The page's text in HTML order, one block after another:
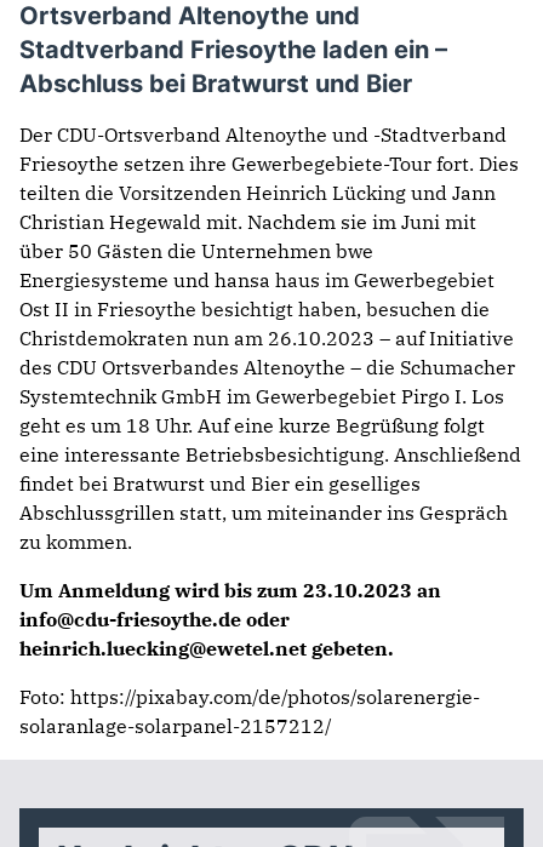
Ortsverband Altenoythe und
Stadtverband Friesoythe laden ein –
Abschluss bei Bratwurst und Bier
Der CDU-Ortsverband Altenoythe und -Stadtverband
Friesoythe setzen ihre Gewerbegebiete-Tour fort. Dies
teilten die Vorsitzenden Heinrich Lücking und Jann
Christian Hegewald mit. Nachdem sie im Juni mit
über 50 Gästen die Unternehmen bwe
Energiesysteme und hansa haus im Gewerbegebiet
Ost II in Friesoythe besichtigt haben, besuchen die
Christdemokraten nun am 26.10.2023 – auf Initiative
des CDU Ortsverbandes Altenoythe – die Schumacher
Systemtechnik GmbH im Gewerbegebiet Pirgo I. Los
geht es um 18 Uhr. Auf eine kurze Begrüßung folgt
eine interessante Betriebsbesichtigung. Anschließend
findet bei Bratwurst und Bier ein geselliges
Abschlussgrillen statt, um miteinander ins Gespräch
zu kommen.
Um Anmeldung wird bis zum 23.10.2023 an
info@cdu-friesoythe.de oder
heinrich.luecking@ewetel.net gebeten.
Foto: https://pixabay.com/de/photos/solarenergie-
solaranlage-solarpanel-2157212/